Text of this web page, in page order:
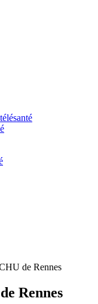
de Rennes
Rennes